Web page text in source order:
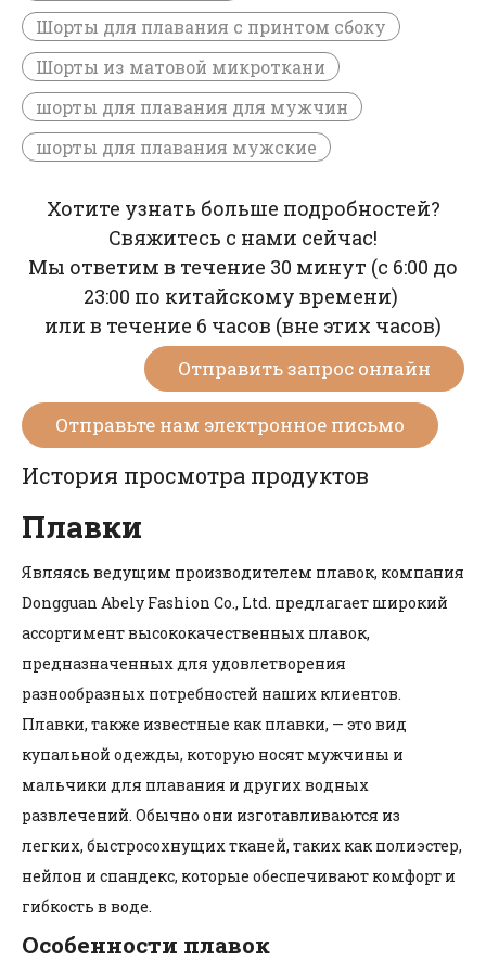
Шорты для плавания с принтом сбоку
Шорты из матовой микроткани
шорты для плавания для мужчин
шорты для плавания мужские
Хотите узнать больше подробностей?
Свяжитесь с нами сейчас!
Мы ответим в течение 30 минут (с 6:00 до
23:00 по китайскому времени)
или в течение 6 часов (вне этих часов)
Отправить запрос онлайн
Отправьте нам электронное письмо
История просмотра продуктов
Плавки
Являясь ведущим производителем плавок, компания
Dongguan Abely Fashion Co., Ltd. предлагает широкий
ассортимент высококачественных плавок,
предназначенных для удовлетворения
разнообразных потребностей наших клиентов.
Плавки, также известные как плавки, — это вид
купальной одежды, которую носят мужчины и
мальчики для плавания и других водных
развлечений. Обычно они изготавливаются из
легких, быстросохнущих тканей, таких как полиэстер,
нейлон и спандекс, которые обеспечивают комфорт и
гибкость в воде.
Особенности плавок